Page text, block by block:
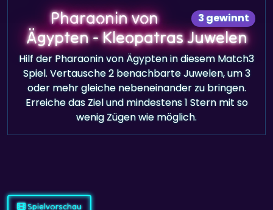
3 gewinnt
Pharaonin von
Ägypten - Kleopatras Juwelen
Hilf der Pharaonin von Ägypten in diesem Match3
Spiel. Vertausche 2 benachbarte Juwelen, um 3
oder mehr gleiche nebeneinander zu bringen.
Erreiche das Ziel und mindestens 1 Stern mit so
wenig Zügen wie möglich.
Spielvorschau